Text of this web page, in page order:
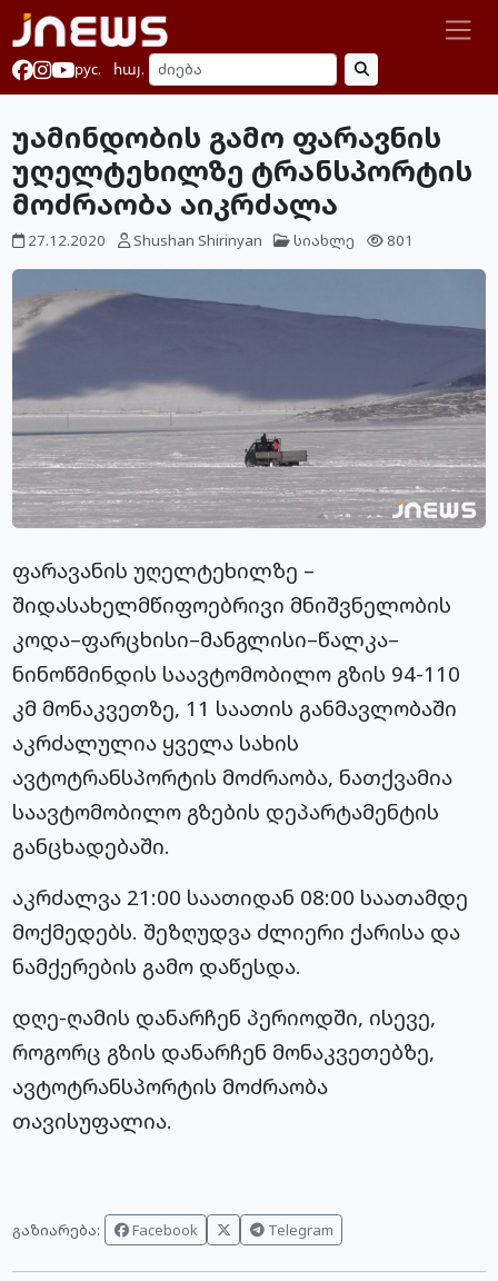
рус. հայ.
უამინდობის გამო ფარავნის
უღელტეხილზე ტრანსპორტის
მოძრაობა აიკრძალა
27.12.2020 Shushan Shirinyan სიახლე 801
ფარავანის უღელტეხილზე –
შიდასახელმწიფოებრივი მნიშვნელობის
კოდა–ფარცხისი–მანგლისი–წალკა–
ნინოწმინდის საავტომობილო გზის 94-110
კმ მონაკვეთზე, 11 საათის განმავლობაში
აკრძალულია ყველა სახის
ავტოტრანსპორტის მოძრაობა, ნათქვამია
საავტომობილო გზების დეპარტამენტის
განცხადებაში.
აკრძალვა 21:00 საათიდან 08:00 საათამდე
მოქმედებს. შეზღუდვა ძლიერი ქარისა და
ნამქერების გამო დაწესდა.
დღე-ღამის დანარჩენ პერიოდში, ისევე,
როგორც გზის დანარჩენ მონაკვეთებზე,
ავტოტრანსპორტის მოძრაობა
თავისუფალია.
გაზიარება: Facebook Telegram